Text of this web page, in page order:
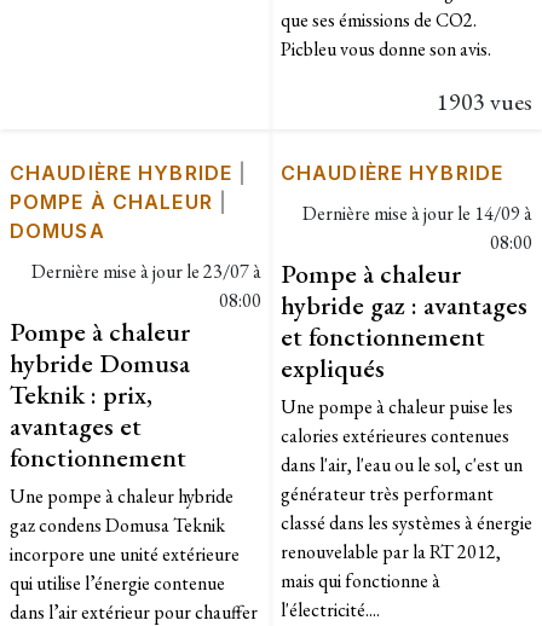
que ses émissions de CO2.
Picbleu vous donne son avis.
1903 vues
CHAUDIÈRE HYBRIDE
POMPE À CHALEUR
DOMUSA
Dernière mise à jour le23/07 à
08:00
Pompe à chaleur
hybride Domusa
Teknik : prix,
avantages et
fonctionnement
Une pompe à chaleur hybride
gaz condens Domusa Teknik
incorpore une unité extérieure
qui utilise l’énergie contenue
dans l’air extérieur pour chauffer
CHAUDIÈRE HYBRIDE
Dernière mise à jour le 14/09 à
08:00
Pompe à chaleur
hybride gaz : avantages
et fonctionnement
expliqués
Une pompe à chaleur puise les
calories extérieures contenues
dans l'air, l'eau ou le sol, c'est un
générateur très performant
classé dans les systèmes à énergie
renouvelable par la RT 2012,
mais qui fonctionne à
l'électricité....